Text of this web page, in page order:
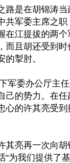
路是在胡锦涛
共军委主席之
在江提拔的两
而且胡还受到
的掣肘。
军委办公厅主
己的势力。在
心的许其亮受到
其亮再一次向胡
“为我们提供了